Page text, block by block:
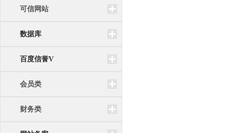
可信网站
数据库
百度信誉V
会员类
财务类